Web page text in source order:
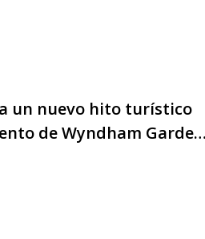
un nuevo hito turístico
de Wyndham Garden